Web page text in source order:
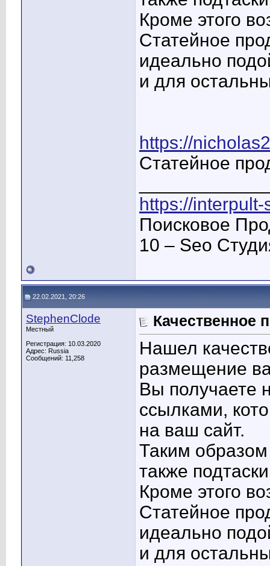
Кроме этого
Статейное
идеально
и для
https://
Статейное
https://
Поисковое
10 – Seo
22.02.2021, 20:26
StephenClode
Местный
Регистрация: 10.03.2020
Адрес: Russia
Сообщений: 11,258
Качественное
Нашел
размещение
Вы получаете
ссылками,
на ваш сайт.
Таким
также
Кроме этого
Статейное
идеально
и для